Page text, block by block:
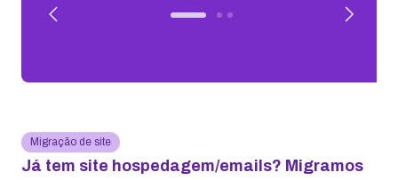
Migração de site
Já tem site hospedagem/emails? Migramos